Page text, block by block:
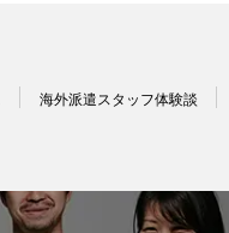
海外派遣スタッフ体験談